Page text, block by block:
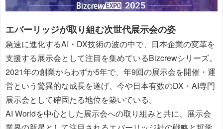
エバーリッジが取り組む次世代展示会の姿
急速に進化するAI・DX技術の波の中で、日本企業の変革を
支援する展示会として注目を集めているBizcrewシリーズ。
2021年の創業からわずか5年で、年9回の展示会を開催・運
営という驚異的な成長を遂げ、今や日本有数のDX・AI専門
展示会として確固たる地位を築いている。
AI Worldを中心とした展示会への取り組みと共に、展示会